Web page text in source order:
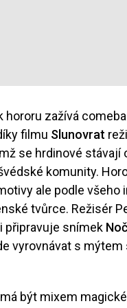
hororu zažívá
filmu Slunovrat
se hrdinové stávají
komunity.
ale podle všeho
tvůrce. Režisér
připravuje snímek
vyrovnávat s
má být mixem